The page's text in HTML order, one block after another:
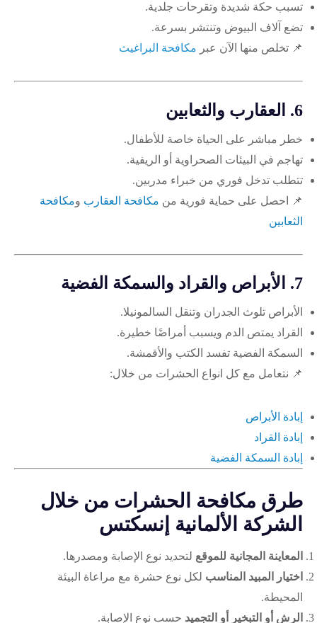
تسبب حكة شديدة وتقرحات جلدية.
تضع آلاف البيوض وتنتشر بسرعة.
📌 تخلص منها الآن عبر مكافحة البراغيث
6. العقارب والثعابين
خطر مباشر على الحياة خاصة للأطفال.
تهاجم في البيئات الصحراوية أو الريفية.
تتطلب تدخل فوري من خبراء مدربين.
📌 احصل على حماية فورية من مكافحة العقارب ومكافحة
الثعابين
7. الأبراص والقراد والسمكة الفضية
الأبراص تلوث الجدران وتنقل السالمونيلا.
القراد يمتص الدم ويسبب أمراضًا خطيرة.
السمكة الفضية تفسد الكتب والأقمشة.
📌 نتعامل مع كل انواع الحشرات من خلال:
إبادة الأبراص
إبادة القراد
إبادة السمكة الفضية
طرق مكافحة الحشرات من خلال
الشركة الألمانية إنسكتس
المعاينة المجانية للموقع لتحديد نوع الإصابة ومصدرها.
اختيار المبيد المناسب لكل نوع حشرة مع مراعاة البيئة
المحيطة.
الرش أو التبخير أو التجميد حسب نوع الإصابة.